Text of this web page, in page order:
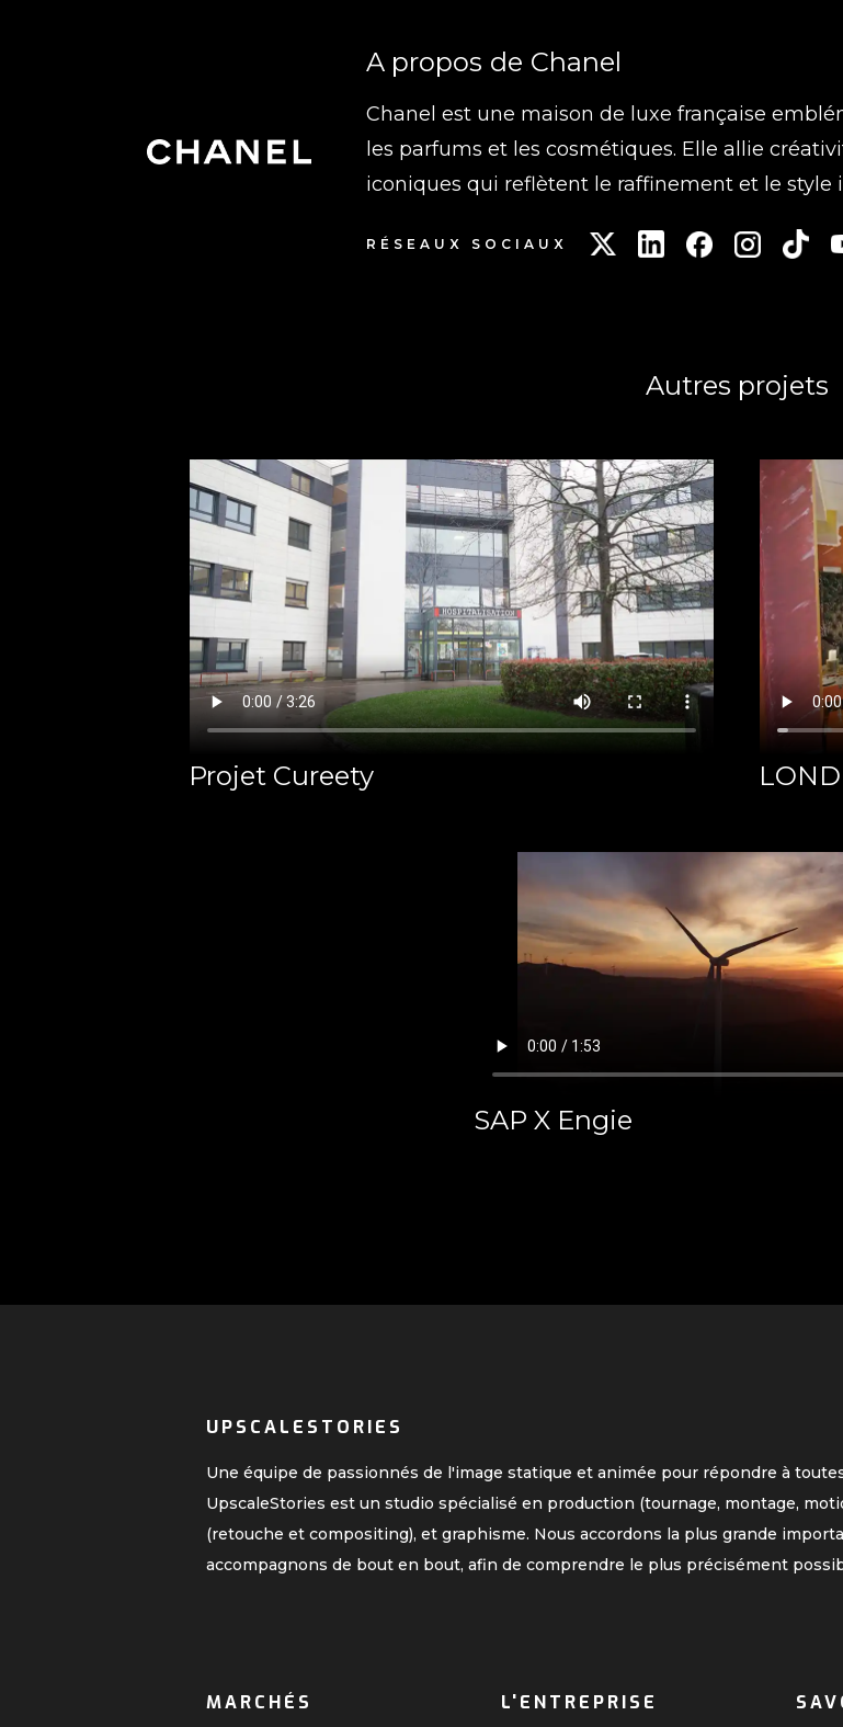
A propos de Chanel
Chanel est une maison de luxe française
les parfums et les cosmétiques. Elle allie
iconiques qui reflètent le raffinement et le style
RÉSEAUX SOCIAUX
Autres projets
Projet Cureety
SAP X Engie
UPSCALESTORIES
Une équipe de passionnés de l'image statique et animée pour répondre à
UpscaleStories est un studio spécialisé en production (tournage, montage,
(retouche et compositing), et graphisme. Nous accordons la plus grande
accompagnons de bout en bout, afin de comprendre le plus précisément
MARCHÉS L'ENTREPRISE